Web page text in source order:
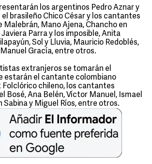
los argentinos Pedro Aznar y
el brasileño Chico César y los cantantes
Malebrán, Mano Ajena, Chancho en
Javiera Parra y los imposible, Anita
Sol y Lluvia, Mauricio Redoblés,
Gracía, entre otros.
extranjeros se tomarán el
estarán el cantante colombiano
Folclórico chileno, los cantantes
Bosé, Ana Belén, Víctor Manuel, Ismael
Sabina y Miguel Ríos, entre otros.